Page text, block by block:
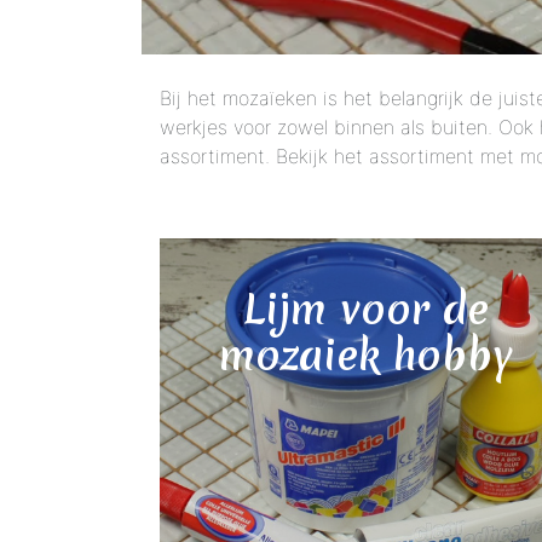
Geglazuurde
Buiten tegels Cesi
Bij het mozaïeken is het belangrijk de
werkjes voor zowel binnen als buiten.
assortiment. Bekijk het assortiment met
Lijm voor de
mozaiek hobby